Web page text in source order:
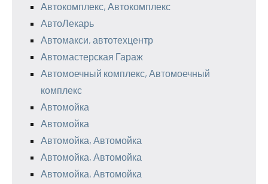
Автокомплекс, Автокомплекс
АвтоЛекарь
Автомакси, автотехцентр
Автомастерская Гараж
Автомоечный комплекс, Автомоечный
комплекс
Автомойка
Автомойка
Автомойка, Автомойка
Автомойка, Автомойка
Автомойка, Автомойка